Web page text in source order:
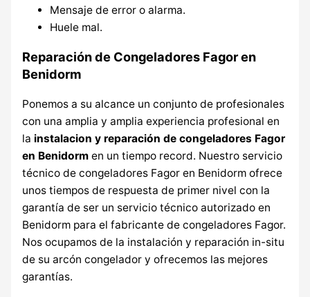
Mensaje de error o alarma.
Huele mal.
Reparación de Congeladores Fagor en
Benidorm
Ponemos a su alcance un conjunto de profesionales
con una amplia y amplia experiencia profesional en
la instalacion y reparación de congeladores Fagor
en Benidormen un tiempo record. Nuestro servicio
técnico de congeladores Fagor en Benidorm ofrece
unos tiempos de respuesta de primer nivel con la
garantía de ser un servicio técnico autorizado en
Benidorm para el fabricante de congeladores Fagor.
Nos ocupamos de la instalación y reparación in-situ
de su arcón congelador y ofrecemos las mejores
garantías.